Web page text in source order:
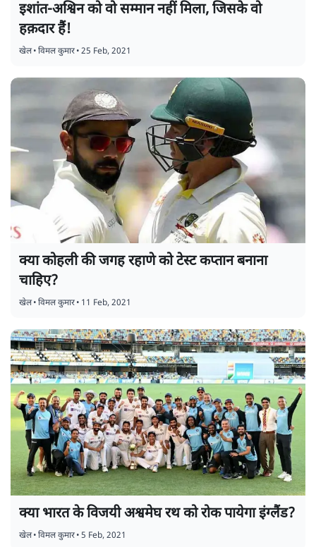
इशांत-अश्विन को वो सम्मान नहीं मिला, जिसके वो
हक़दार हैं!
खेल•विमल कुमार•25 Feb, 2021
क्या कोहली की जगह रहाणे को टेस्ट कप्तान बनाना
चाहिए?
खेल•विमल कुमार• 11 Feb, 2021
क्या भारत के विजयी अश्वमेघ रथ को रोक पायेगा इंग्लैंड?
खेल•विमल कुमार•5 Feb, 2021